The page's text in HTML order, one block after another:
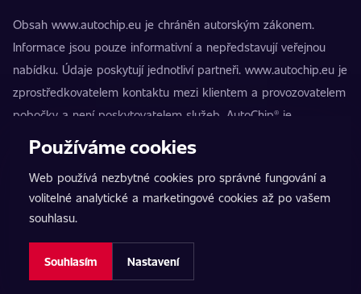
Obsah www.autochip.eu je chráněn autorským zákonem.
Informace jsou pouze informativní a nepředstavují veřejnou
nabídku. Údaje poskytují jednotliví partneři. www.autochip.eu je
zprostředkovatelem kontaktu mezi klientem a provozovatelem
pobočky a není poskytovatelem služeb. AutoChip® je
registrovaná ochranná známka Petra Kučery. Úpravy, které
nezpůsobilosti vozidla k provozu na pozemních komunikacích.
Přesné informace poskytuje vždy konkrétní provozovatel
pobočky.
Nastavení cookies
Používáme cookies
Web používá nezbytné cookies pro správné fungování a
volitelné analytické a marketingové cookies až po vašem
souhlasu.
Souhlasím Nastavení